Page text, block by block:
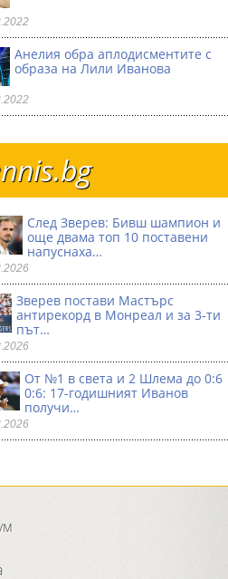
Анелия обра аплодисментите с
образа на Лили Иванова
След Зверев: Бивш шампион и
още двама топ 10 поставени
напуснаха…
Зверев постави Мастърс
антирекорд в Монреал и за 3-ти
път…
От №1 в света и 2 Шлема до 0:6
0:6: 17-годишният Иванов
получи…